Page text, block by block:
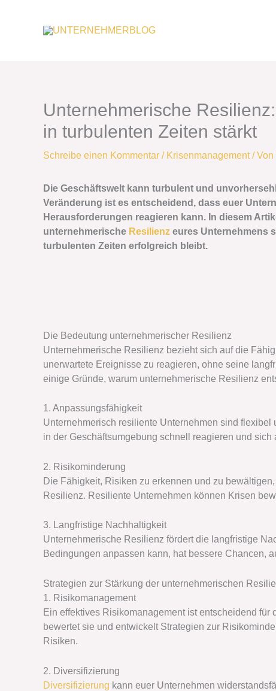
Unternehmerische
in turbulenten Zeiten stärkt
Schreibe einen Kommentar / Krisenmanagement/ Von
Die Geschäftswelt kann turbulent und
Veränderung ist es entscheidend, dass euer
Herausforderungen reagieren kann. In diesem
unternehmerische Resilienz eures Unternehmens
turbulenten Zeiten erfolgreich bleibt.
Die Bedeutung unternehmerischer Resilienz
Unternehmerische Resilienz bezieht sich auf die
unerwartete Ereignisse zu reagieren, ohne seine
einige Gründe, warum unternehmerische Resilienz
1. Anpassungsfähigkeit
Unternehmerisch resiliente Unternehmen sind
in der Geschäftsumgebung schnell reagieren und
2. Risikominderung
Die Fähigkeit, Risiken zu erkennen und zu
Resilienz. Resiliente Unternehmen können Krisen
3. Langfristige Nachhaltigkeit
Unternehmerische Resilienz fördert die langfristige
Bedingungen anpassen kann, hat bessere Chancen,
Strategien zur Stärkung der unternehmerischen
1. Risikomanagement
Ein effektives Risikomanagement ist entscheidend
bewertet sie und entwickelt Strategien zur
Risiken.
2. Diversifizierung
Diversifizierung kann euer Unternehmen